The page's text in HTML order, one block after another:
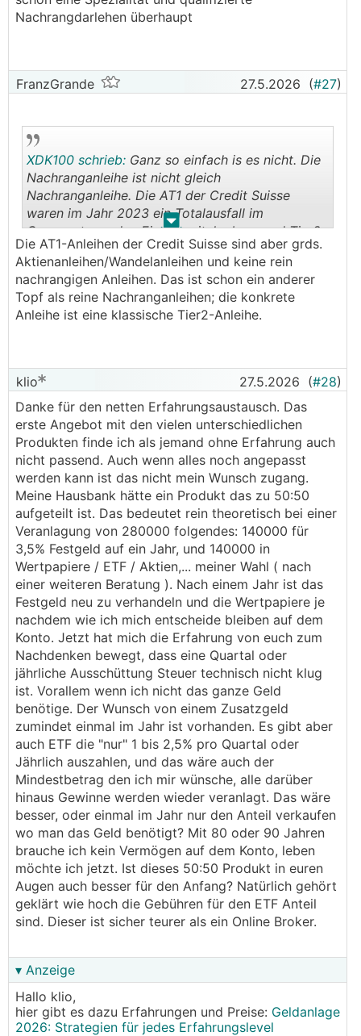
Nachrangdarlehen überhaupt
FranzGrande 27.5.2026 (#27)
. .
XDK100 schrieb: Ganz so einfach is es nicht. Die
Nachranganleihe ist nicht gleich
Nachranganleihe. Die AT1 der Credit Suisse
waren im Jahr 2023 ein Totalausfall im
Gegensatz zu den Eigenkapitalgebern und Tier2
Gläubigern.
Die AT1-Anleihen der Credit Suisse sind aber grds.
Aktienanleihen/Wandelanleihen und keine rein
nachrangigen Anleihen. Das ist schon ein anderer
Topf als reine Nachranganleihen; die konkrete
Anleihe ist eine klassische Tier2-Anleihe.
klio 27.5.2026 (#28)
Danke für den netten Erfahrungsaustausch. Das
erste Angebot mit den vielen unterschiedlichen
Produkten finde ich als jemand ohne Erfahrung auch
nicht passend. Auch wenn alles noch angepasst
werden kann ist das nicht mein Wunsch zugang.
Meine Hausbank hätte ein Produkt das zu 50:50
aufgeteilt ist. Das bedeutet rein theoretisch bei einer
Veranlagung von 280000 folgendes: 140000 für
3,5% Festgeld auf ein Jahr, und 140000 in
Wertpapiere / ETF / Aktien,... meiner Wahl ( nach
einer weiteren Beratung ). Nach einem Jahr ist das
Festgeld neu zu verhandeln und die Wertpapiere je
nachdem wie ich mich entscheide bleiben auf dem
Konto. Jetzt hat mich die Erfahrung von euch zum
Nachdenken bewegt, dass eine Quartal oder
jährliche Ausschüttung Steuer technisch nicht klug
ist. Vorallem wenn ich nicht das ganze Geld
benötige. Der Wunsch von einem Zusatzgeld
zumindet einmal im Jahr ist vorhanden. Es gibt aber
auch ETF die "nur" 1 bis 2,5% pro Quartal oder
Jährlich auszahlen, und das wäre auch der
Mindestbetrag den ich mir wünsche, alle darüber
hinaus Gewinne werden wieder veranlagt. Das wäre
besser, oder einmal im Jahr nur den Anteil verkaufen
wo man das Geld benötigt? Mit 80 oder 90 Jahren
brauche ich kein Vermögen auf dem Konto, leben
möchte ich jetzt. Ist dieses 50:50 Produkt in euren
Augen auch besser für den Anfang? Natürlich gehört
geklärt wie hoch die Gebühren für den ETF Anteil
sind. Dieser ist sicher teurer als ein Online Broker.
▾ Anzeige
Hallo klio,
hier gibt es dazu Erfahrungen und Preise: Geldanlage
2026: Strategien für jedes Erfahrungslevel